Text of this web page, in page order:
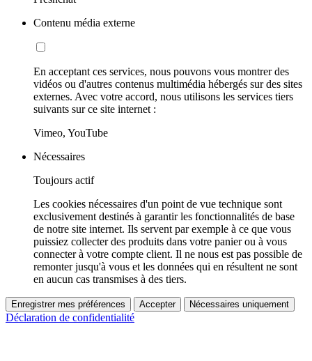
Contenu média externe
En acceptant ces services, nous pouvons vous montrer des
vidéos ou d'autres contenus multimédia hébergés sur des sites
externes. Avec votre accord, nous utilisons les services tiers
suivants sur ce site internet :
Vimeo, YouTube
Nécessaires
Toujours actif
Les cookies nécessaires d'un point de vue technique sont
exclusivement destinés à garantir les fonctionnalités de base
de notre site internet. Ils servent par exemple à ce que vous
puissiez collecter des produits dans votre panier ou à vous
connecter à votre compte client. Il ne nous est pas possible de
remonter jusqu'à vous et les données qui en résultent ne sont
en aucun cas transmises à des tiers.
Enregistrer mes préférences Accepter Nécessaires uniquement
Déclaration de confidentialité